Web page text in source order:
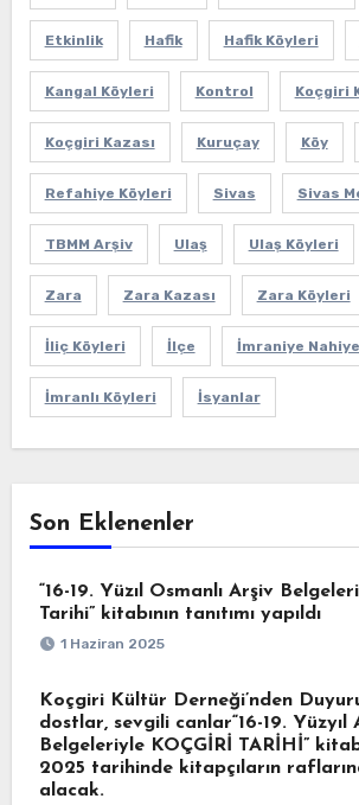
Etkinlik Hafik Hafik Köyleri
Kangal Köyleri Kontrol Koçgiri
Koçgiri Kazası Kuruçay Köy
Refahiye Köyleri Sivas Sivas
TBMM Arşiv Ulaş Ulaş Köyleri
Zara Zara Kazası Zara Köyleri
İliç Köyleri İlçe İmraniye
İmranlı Köyleri İsyanlar
Son Eklenenler
“16-19. Yüzıl Osmanlı Arşiv
Tarihi” kitabının tanıtımı yapıldı
1 Haziran 2025
Koçgiri Kültür Derneği’nden
dostlar, sevgili canlar“16-19. Yüzyıl
Belgeleriyle KOÇGİRİ TARİHİ”
2025 tarihinde kitapçıların
alacak.